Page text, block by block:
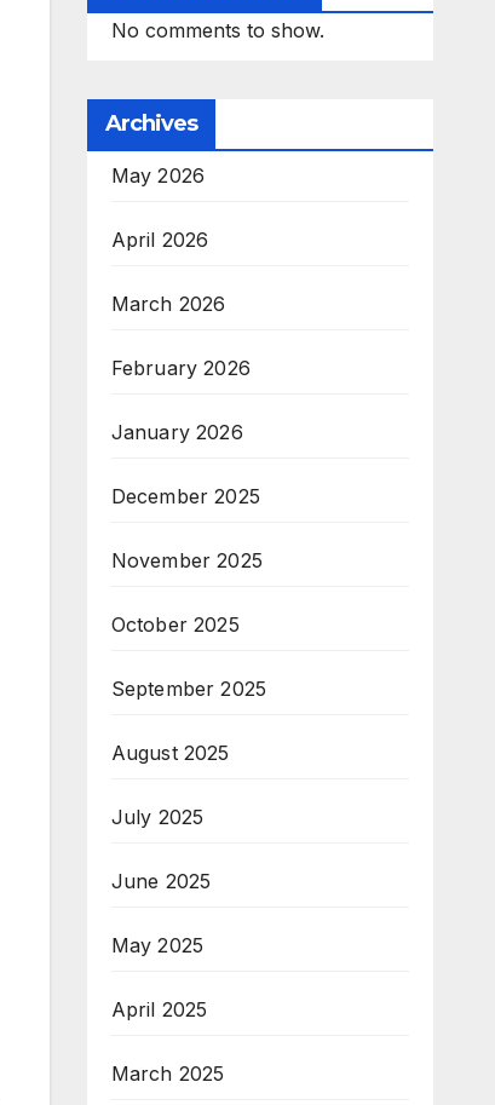
No comments to show.
Archives
May 2026
April 2026
March 2026
February 2026
January 2026
December 2025
November 2025
October 2025
September 2025
August 2025
July 2025
June 2025
May 2025
April 2025
March 2025